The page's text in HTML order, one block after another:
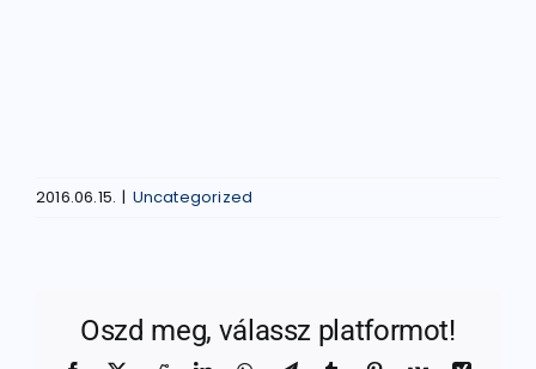
2016.06.15. | Uncategorized
Oszd meg, válassz platformot!